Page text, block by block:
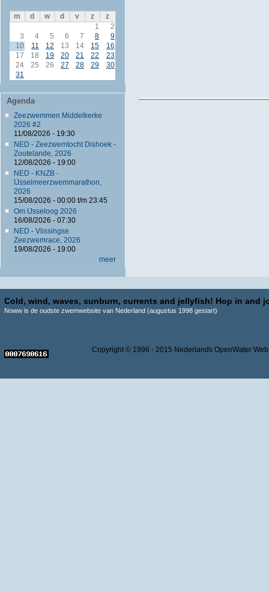
m d w d v z
z
1
2
3
4 5 6 7 8
9
10
11 12 13 14 15
16
17
18 19 20 21 22
23
24
25 26 27 28 29
30
31
Agenda
Zeezwemmen Middelkerke
2026 #2
11/08/2026 - 19:30
NED - Zeezwemtocht Dishoek -
Zoutelande, 2026
12/08/2026 - 19:00
NED - KNZB -
IJsselmeerzwemmarathon,
2026
15/08/2026 - 00:00t/m 23:45
Om IJsseloog 2026
16/08/2026 - 07:30
NED - Vlissingse
Zeezwemrace, 2026
19/08/2026 - 19:00
meer
Cold, wind, waves, sunburn, currents and jellyfish! Hop in and
Noww is de oudste zwemwebsite van Nederland (augustus 1998 gestart)
Copyright © 1998 - 2015 Nederlands OpenWater